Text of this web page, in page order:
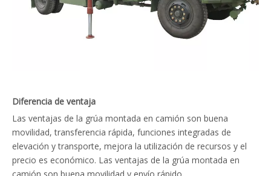
Diferencia de ventaja
Las ventajas de la grúa montada en camión son buena
movilidad, transferencia rápida, funciones integradas de
elevación y transporte, mejora la utilización de recursos y el
precio es económico. Las ventajas de la grúa montada en